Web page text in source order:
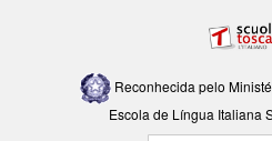
Reconhecida pelo
Escola de Língua Italiana